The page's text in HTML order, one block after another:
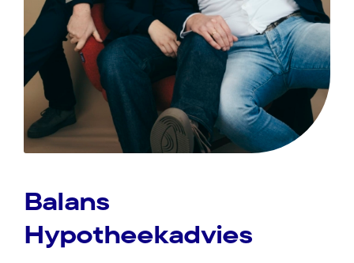
Balans
Hypotheekadvies